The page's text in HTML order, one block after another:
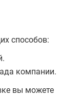
способов:
компании.
вы можете